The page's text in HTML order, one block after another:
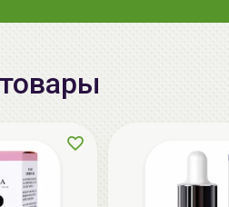
aкция